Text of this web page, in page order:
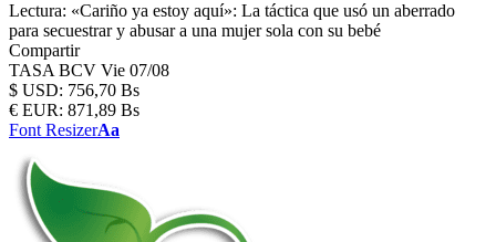
Lectura: «Cariño ya estoy aquí»: La táctica que usó un aberrado
para secuestrar y abusar a una mujer sola con su bebé
Compartir
TASA BCV Vie 07/08
$ USD: 756,70 Bs
€ EUR: 871,89 Bs
Font ResizerAa